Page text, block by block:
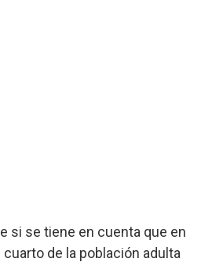
si se tiene en cuenta que en
cuarto de la población adulta